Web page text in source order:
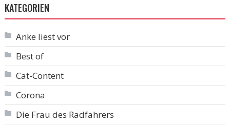
KATEGORIEN
Anke liest vor
Best of
Cat-Content
Corona
Die Frau des Radfahrers